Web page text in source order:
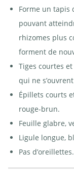
Forme un tapis
pouvant
rhizomes plus
forment de
Tiges courtes
qui ne
Épillets courts
rouge-brun.
Feuille glabre,
Ligule longue,
Pas d’oreillettes.